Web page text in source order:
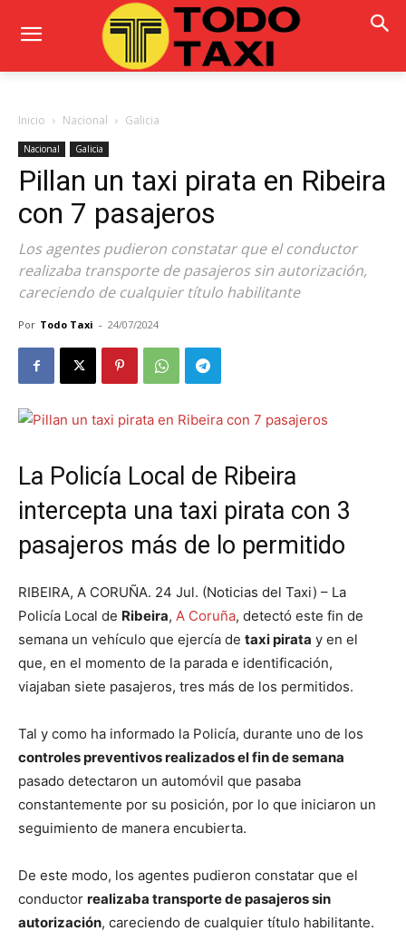
Inicio Nacional Galicia
Nacional Galicia
Pillan un taxi pirata en Ribeira
con 7 pasajeros
Los agentes pudieron constatar que el conductor
realizaba transporte de pasajeros sin autorización,
careciendo de cualquier título habilitante
Por Todo Taxi - 24/07/2024
La Policía Local de Ribeira
intercepta una taxi pirata con 3
pasajeros más de lo permitido
RIBEIRA, A CORUÑA. 24 Jul. (Noticias del Taxi) – La
Policía Local de Ribeira, A Coruña, detectó este fin de
semana un vehículo que ejercía de taxi pirata y en el
que, en el momento de la parada e identificación,
viajaban siete pasajeros, tres más de los permitidos.
Tal y como ha informado la Policía, durante uno de los
controles preventivos realizados el fin de semana
pasado detectaron un automóvil que pasaba
constantemente por su posición, por lo que iniciaron un
seguimiento de manera encubierta.
De este modo, los agentes pudieron constatar que el
conductor realizaba transporte de pasajeros sin
autorización, careciendo de cualquier título habilitante.